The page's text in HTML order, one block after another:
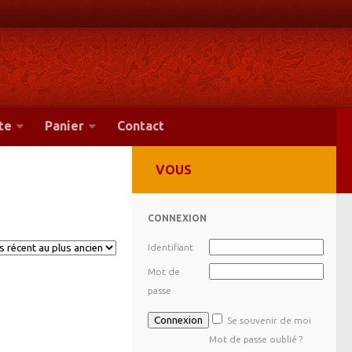
Panier Contact
VOUS
CONNEXION
Identifiant
Mot de
passe
Se souvenir de moi
Mot de passe oublié ?